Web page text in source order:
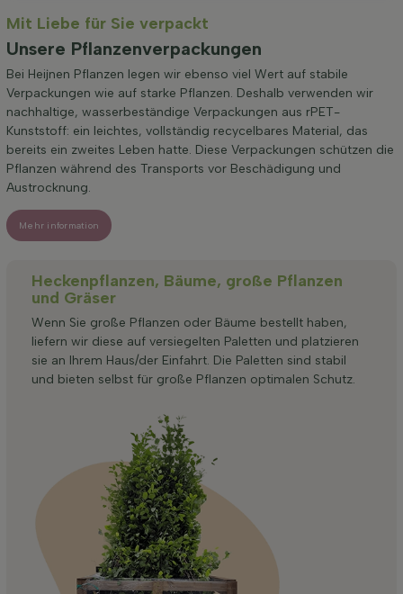
Mit Liebe für Sie verpackt
Unsere Pflanzenverpackungen
Bei Heijnen Pflanzen legen wir ebenso viel Wert auf stabile
Verpackungen wie auf starke Pflanzen. Deshalb verwenden wir
nachhaltige, wasserbeständige Verpackungen aus rPET-
Kunststoff: ein leichtes, vollständig recycelbares Material, das
bereits ein zweites Leben hatte. Diese Verpackungen schützen die
Pflanzen während des Transports vor Beschädigung und
Austrocknung.
Mehr information
Heckenpflanzen, Bäume, große Pflanzen
und Gräser
Wenn Sie große Pflanzen oder Bäume bestellt haben,
liefern wir diese auf versiegelten Paletten und platzieren
sie an Ihrem Haus/der Einfahrt. Die Paletten sind stabil
und bieten selbst für große Pflanzen optimalen Schutz.